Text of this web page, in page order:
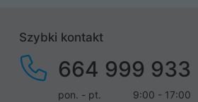
Szybki kontakt
664 999 933
pon. - pt.
9:00 - 17:00